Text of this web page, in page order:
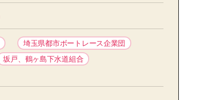
埼玉県都市ボートレース企業団
坂戸、鶴ヶ島下水道組合